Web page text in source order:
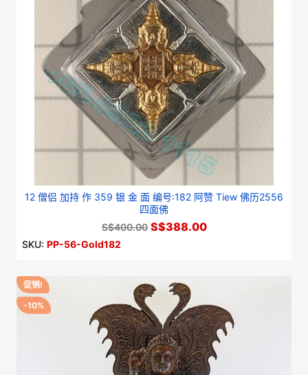
12 僧侣 加持 作 359 银 金 面 编号:182 阿赞 Tiew 佛历2556
四面佛
S$400.00 S$388.00
SKU: PP-56-Gold182
促销!
-10%